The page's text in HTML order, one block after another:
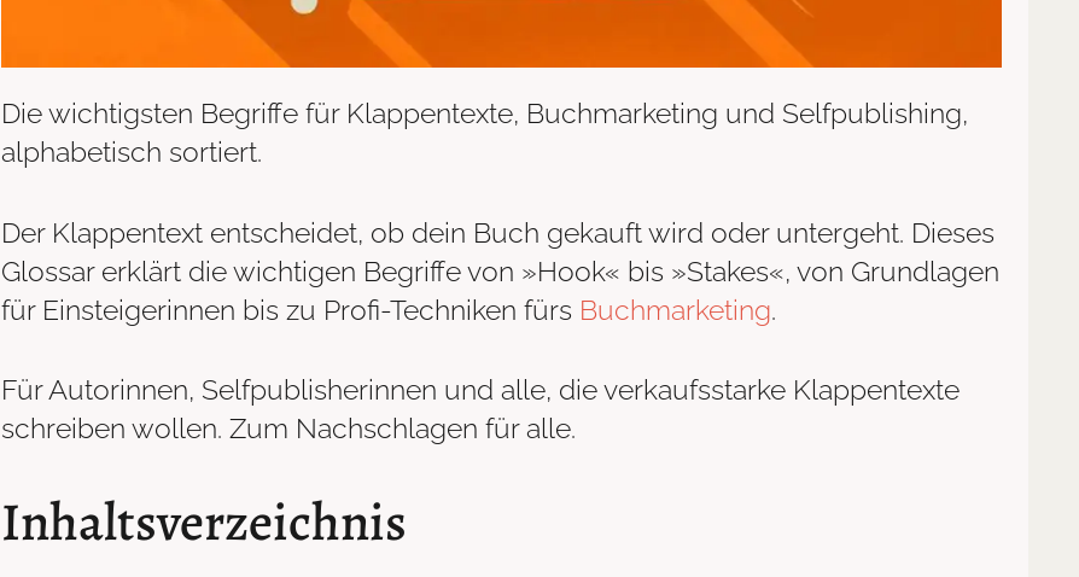
Die wichtigsten Begriffe für Klappentexte, Buchmarketing und Selfpublishing,
alphabetisch sortiert.
Der Klappentext entscheidet, ob dein Buch gekauft wird oder untergeht. Dieses
Glossar erklärt die wichtigen Begriffe von »Hook« bis »Stakes«, von Grundlagen
für Einsteigerinnen bis zu Profi-Techniken fürs Buchmarketing.
Für Autorinnen, Selfpublisherinnen und alle, die verkaufsstarke Klappentexte
schreiben wollen. Zum Nachschlagen für alle.
Inhaltsverzeichnis